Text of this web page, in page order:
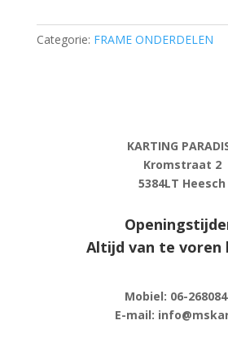
(L-
465)
Categorie: FRAME ONDERDELEN
KARTING
Kromstraat 2
5384LT Heesch
Altijd van te voren
Mobiel: 06-
E-mail: